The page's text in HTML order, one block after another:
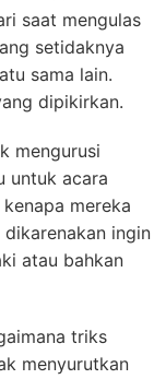
saat mengulas
setidaknya
sama lain.
dipikirkan.
mengurusi
untuk acara
mereka
ingin
atau bahkan
triks
menyurutkan